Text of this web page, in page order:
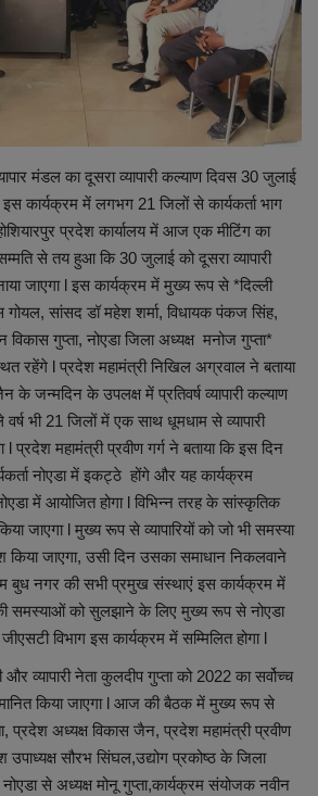
मंडल का दूसरा व्यापारी कल्याण दिवस 30 जुलाई
इस कार्यक्रम में लगभग 21 जिलों से कार्यकर्ता भाग
प्रदेश कार्यालय में आज एक मीटिंग का
से तय हुआ कि 30 जुलाई को दूसरा व्यापारी
जाएगा l इस कार्यक्रम में मुख्य रूप से *दिल्ली
गोयल, सांसद डॉ महेश शर्मा, विधायक पंकज सिंह,
विकास गुप्ता, नोएडा जिला अध्यक्ष मनोज गुप्ता*
रहेंगे l प्रदेश महामंत्री निखिल अग्रवाल ने बताया
जन्मदिन के उपलक्ष में प्रतिवर्ष व्यापारी कल्याण
वर्ष भी 21 जिलों में एक साथ धूमधाम से व्यापारी
l प्रदेश महामंत्री प्रवीण गर्ग ने बताया कि इस दिन
नोएडा में इकट्ठे होंगे और यह कार्यक्रम
में आयोजित होगा l विभिन्न तरह के सांस्कृतिक
जाएगा l मुख्य रूप से व्यापारियों को जो भी समस्या
जाएगा, उसी दिन उसका समाधान निकलवाने
बुध नगर की सभी प्रमुख संस्थाएं इस कार्यक्रम में
की समस्याओं को सुलझाने के लिए मुख्य रूप से नोएडा
विभाग इस कार्यक्रम में सम्मिलित होगा l
व्यापारी नेता कुलदीप गुप्ता को 2022 का सर्वोच्च
किया जाएगा l आज की बैठक में मुख्य रूप से
प्रदेश अध्यक्ष विकास जैन, प्रदेश महामंत्री प्रवीण
सौरभ सिंघल,उद्योग प्रकोष्ठ के जिला
से अध्यक्ष मोनू गुप्ता,कार्यक्रम संयोजक नवीन